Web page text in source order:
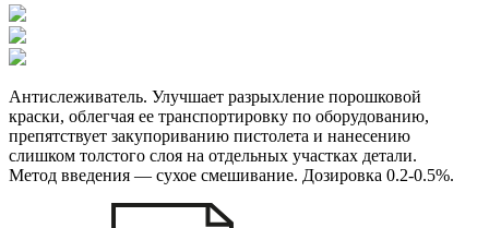
Антислеживатель. Улучшает разрыхление порошковой
краски, облегчая ее транспортировку по оборудованию,
препятствует закупориванию пистолета и нанесению
слишком толстого слоя на отдельных участках детали.
Метод введения — сухое смешивание. Дозировка 0.2-0.5%.